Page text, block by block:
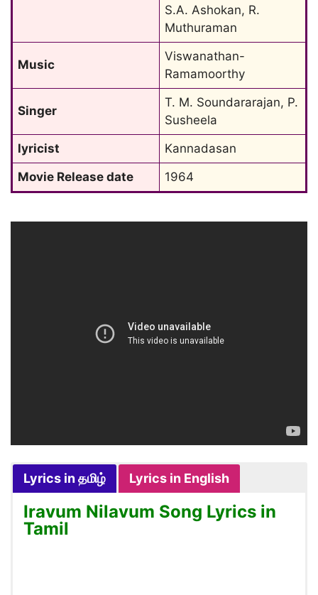
S.A. Ashokan, R.
Muthuraman
Music
Viswanathan-
Ramamoorthy
Singer
T. M. Soundararajan, P.
Susheela
lyricist
Kannadasan
Movie Release date
1964
Lyrics in தமிழ் Lyrics in English
Iravum Nilavum Song Lyrics in
Tamil